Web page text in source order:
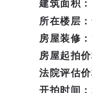
建筑面积 ：
所在楼层：
房屋装修：
房屋起拍价
法院评估价
开拍时间 ：